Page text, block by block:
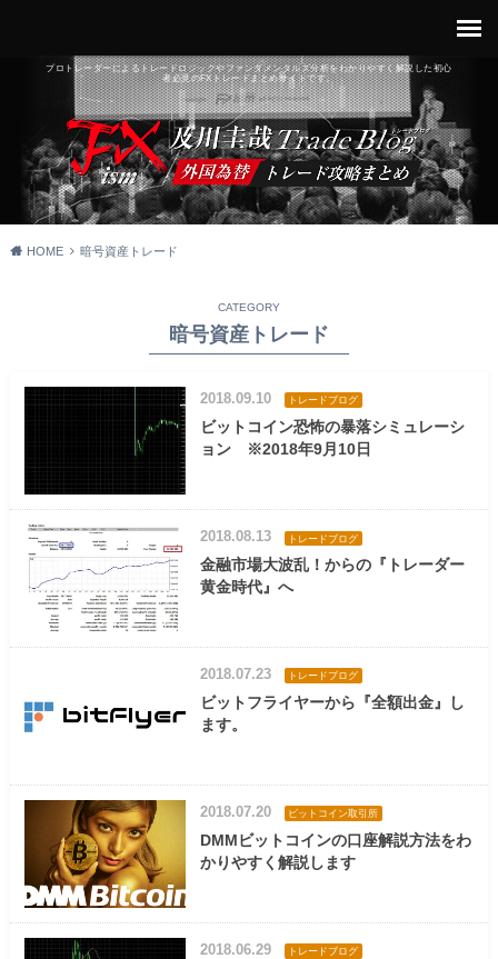
プロトレーダーによるトレードロジックやファンダメンタルズ分析をわかりやすく解説した初心
者必見のFXトレードまとめサイトです。
HOME 暗号資産トレード
CATEGORY
暗号資産トレード
2018.09.10 トレードブログ
ビットコイン恐怖の暴落シミュレーシ
ョン ※2018年9月10日
2018.08.13 トレードブログ
金融市場大波乱！からの『トレーダー
黄金時代』へ
2018.07.23 トレードブログ
ビットフライヤーから『全額出金』し
ます。
2018.07.20 ビットコイン取引所
DMMビットコインの口座解説方法をわ
かりやすく解説します
2018.06.29 トレードブログ